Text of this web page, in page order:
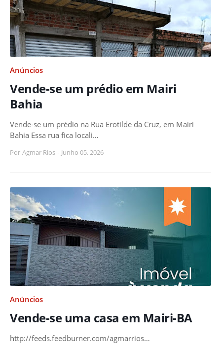
Anúncios
Vende-se um prédio em Mairi
Bahia
Vende-se um prédio na Rua Erotilde da Cruz, em Mairi
Bahia Essa rua fica locali…
Por Agmar Rios - Junho 05, 2026
Anúncios
Vende-se uma casa em Mairi-BA
http://feeds.feedburner.com/agmarrios…